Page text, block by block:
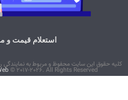
استعلام قیمت و
کلیه حقوق این سایت محفوظ و مربوط به
© 2017-2026. All Rights Reserved